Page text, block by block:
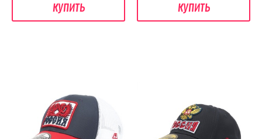
купить купить